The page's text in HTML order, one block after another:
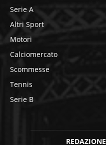
Serie A
Altri Sport
Motori
Calciomercato
Scommesse
Tennis
Serie B
REDAZIONE